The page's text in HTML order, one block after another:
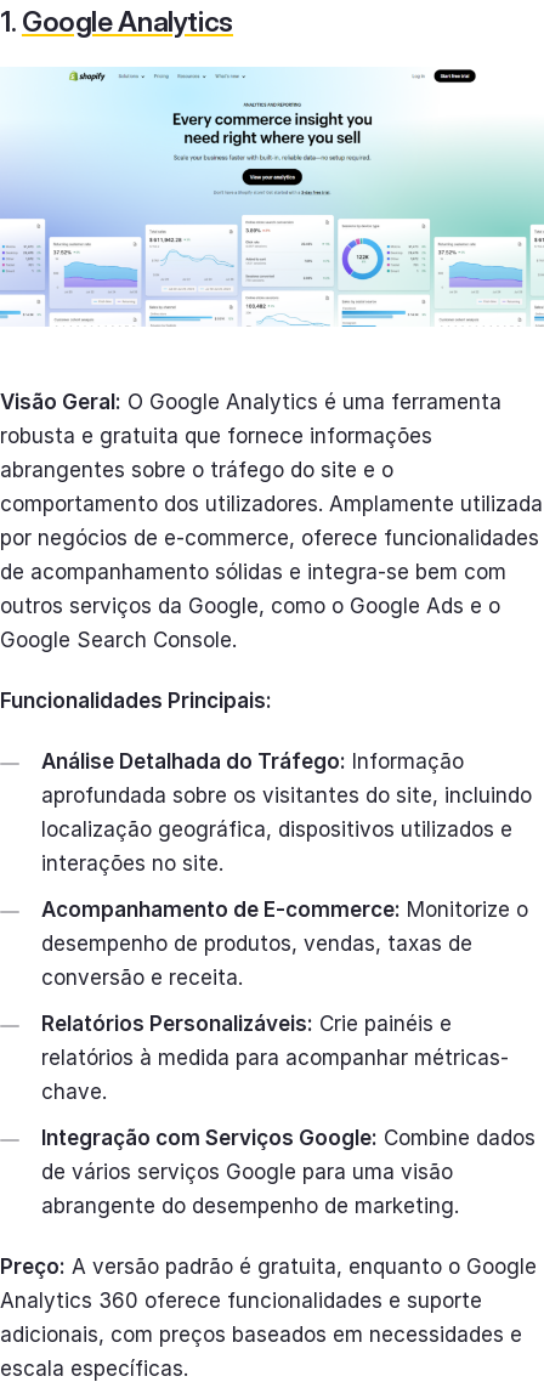
1. Google Analytics
Visão Geral: O Google Analytics é uma ferramenta
robusta e gratuita que fornece informações
abrangentes sobre o tráfego do site e o
comportamento dos utilizadores. Amplamente utilizada
por negócios de e-commerce, oferece funcionalidades
de acompanhamento sólidas e integra-se bem com
outros serviços da Google, como o Google Ads e o
Google Search Console.
Funcionalidades Principais:
Análise Detalhada do Tráfego: Informação
aprofundada sobre os visitantes do site, incluindo
localização geográfica, dispositivos utilizados e
interações no site.
Acompanhamento de E-commerce: Monitorize o
desempenho de produtos, vendas, taxas de
conversão e receita.
Relatórios Personalizáveis: Crie painéis e
relatórios à medida para acompanhar métricas-
chave.
Integração com Serviços Google: Combine dados
de vários serviços Google para uma visão
abrangente do desempenho de marketing.
Preço: A versão padrão é gratuita, enquanto o Google
Analytics 360 oferece funcionalidades e suporte
adicionais, com preços baseados em necessidades e
escala específicas.